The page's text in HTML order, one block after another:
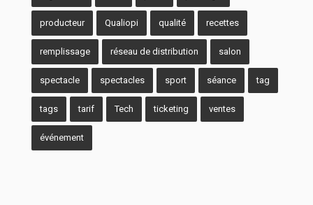
producteur Qualiopi qualité recettes
remplissage réseau de distribution salon
spectacle spectacles sport séance tag
tags tarif Tech ticketing ventes
événement